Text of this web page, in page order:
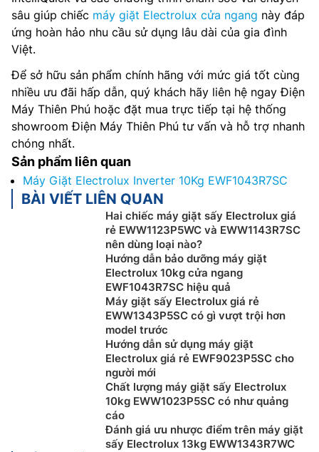
sâu giúp chiếc máy giặt Electrolux cửa ngang này đáp
ứng hoàn hảo nhu cầu sử dụng lâu dài của gia đình
Việt.
Để sở hữu sản phẩm chính hãng với mức giá tốt cùng
nhiều ưu đãi hấp dẫn, quý khách hãy liên hệ ngay Điện
Máy Thiên Phú hoặc đặt mua trực tiếp tại hệ thống
showroom Điện Máy Thiên Phú tư vấn và hỗ trợ nhanh
chóng nhất.
Sản phẩm liên quan
Máy Giặt Electrolux Inverter 10Kg EWF1043R7SC
BÀI VIẾT LIÊN QUAN
Hai chiếc máy giặt sấy Electrolux giá
rẻ EWW1123P5WC và EWW1143R7SC
nên dùng loại nào?
Hướng dẫn bảo dưỡng máy giặt
Electrolux 10kg cửa ngang
EWF1043R7SC hiệu quả
Máy giặt sấy Electrolux giá rẻ
EWW1343P5SC có gì vượt trội hơn
model trước
Hướng dẫn sử dụng máy giặt
Electrolux giá rẻ EWF9023P5SC cho
người mới
Chất lượng máy giặt sấy Electrolux
10kg EWW1023P5SC có như quảng
cáo
Đánh giá ưu nhược điểm trên máy giặt
sấy Electrolux 13kg EWW1343R7WC